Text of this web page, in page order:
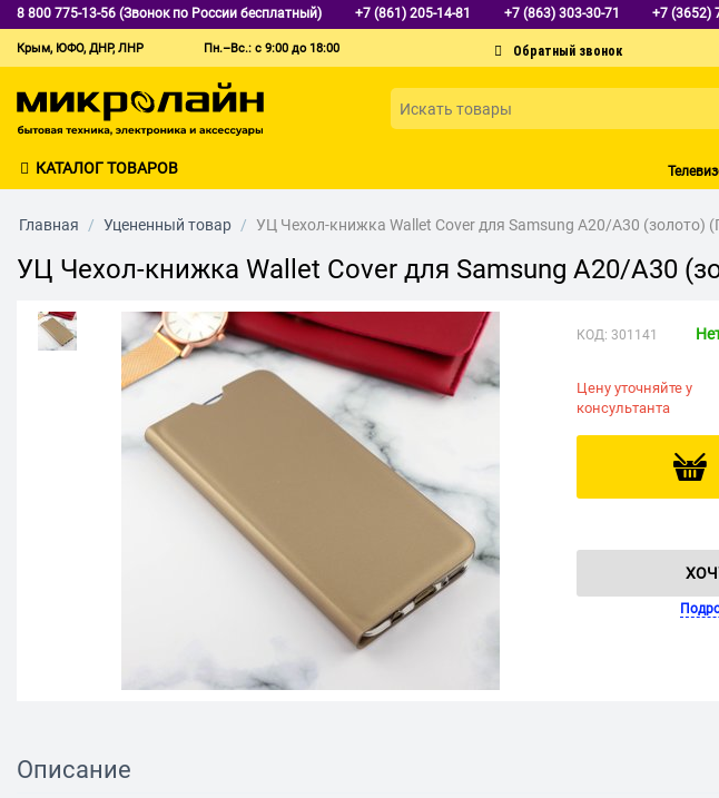
8 800 775-13-56 (Звонок по России бесплатный) +7 (861) 205-14-81 +7 (863) 303-30-71 +7 (3652)
Крым, ЮФО, ДНР, ЛНР Пн.–Вс.: с 9:00 до 18:00
КАТАЛОГ ТОВАРОВ
Главная / Уцененный товар / УЦ Чехол-книжка Wallet Cover для Samsung A20/A30 (золото)
УЦ Чехол-книжка Wallet Cover для Samsung A20/A30
КОД: 301141
Цену уточняйте у
консультанта
Описание